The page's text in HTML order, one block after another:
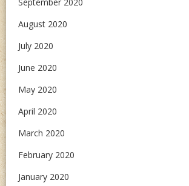
August 2020
July 2020
June 2020
May 2020
April 2020
March 2020
February 2020
January 2020